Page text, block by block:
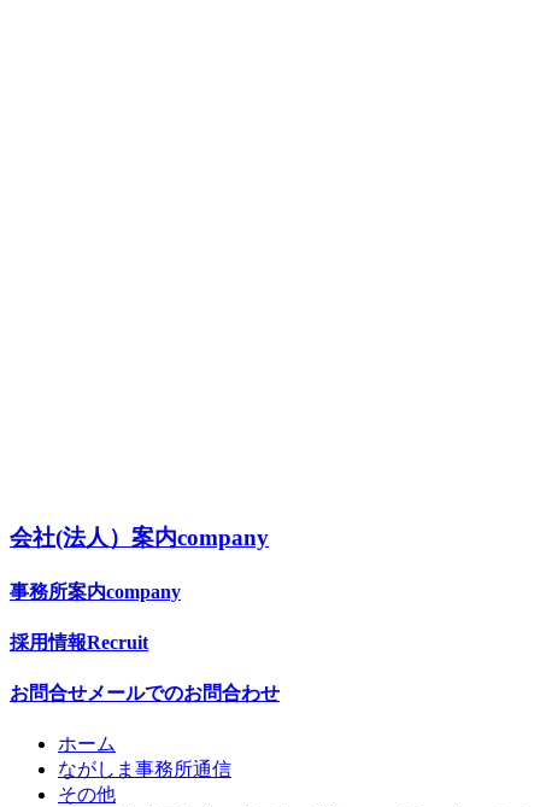
会社(法人）案内company
事務所案内company
採用情報Recruit
お問合せメールでのお問合わせ
ホーム
ながしま事務所通信
その他